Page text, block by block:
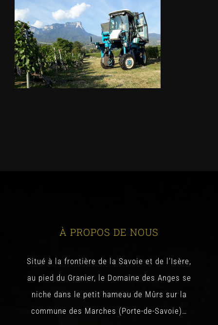
À PROPOS DE NOUS
Situé à la frontière de la Savoie et de l’Isère,
au pied du Granier, le Domaine des Anges se
niche dans le petit hameau de Mûrs sur la
commune des Marches (Porte-de-Savoie)…